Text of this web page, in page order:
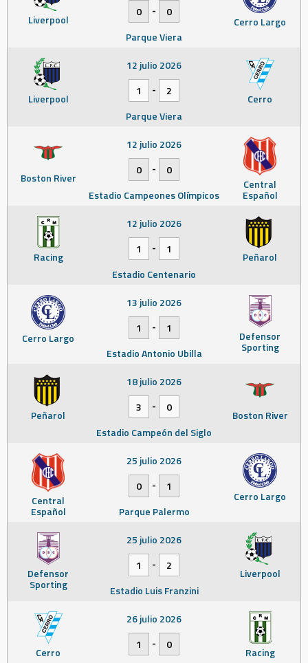
Liverpool Cerro Largo
0
-
0
Parque Viera
Liverpool Cerro
12 julio 2026
1
-
2
Parque Viera
Boston River Central
Español
12 julio 2026
0
-
0
Estadio Campeones Olímpicos
Racing Peñarol
12 julio 2026
1
-
1
Estadio Centenario
Cerro Largo Defensor
Sporting
13 julio 2026
1
-
1
Estadio Antonio Ubilla
Peñarol Boston River
18 julio 2026
3
-
0
Estadio Campeón del Siglo
Central
Español
Cerro Largo
25 julio 2026
0
-
1
Parque Palermo
Defensor
Sporting
Liverpool
25 julio 2026
1
-
2
Estadio Luis Franzini
Cerro Racing
26 julio 2026
1
-
0